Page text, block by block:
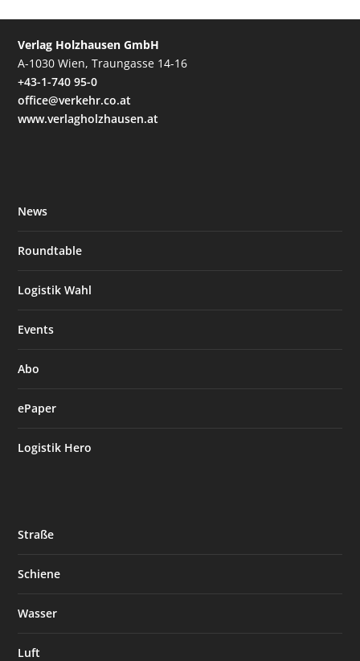
Verlag Holzhausen GmbH
A-1030 Wien, Traungasse 14-16
+43-1-740 95-0
office@verkehr.co.at
www.verlagholzhausen.at
News
Roundtable
Logistik Wahl
Events
Abo
ePaper
Logistik Hero
Straße
Schiene
Wasser
Luft